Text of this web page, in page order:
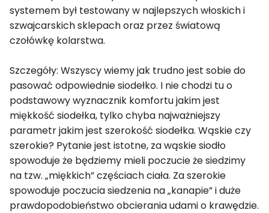
systemem był testowany w najlepszych włoskich i
szwajcarskich sklepach oraz przez światową
czołówkę kolarstwa.
Szczegóły: Wszyscy wiemy jak trudno jest sobie do
pasować odpowiednie siodełko. I nie chodzi tu o
podstawowy wyznacznik komfortu jakim jest
miękkość siodełka, tylko chyba najważniejszy
parametr jakim jest szerokość siodełka. Wąskie czy
szerokie? Pytanie jest istotne, za wąskie siodło
spowoduje że będziemy mieli poczucie że siedzimy
na tzw. „miękkich” częściach ciała. Za szerokie
spowoduje poczucia siedzenia na „kanapie” i duże
prawdopodobieństwo obcierania udami o krawędzie.